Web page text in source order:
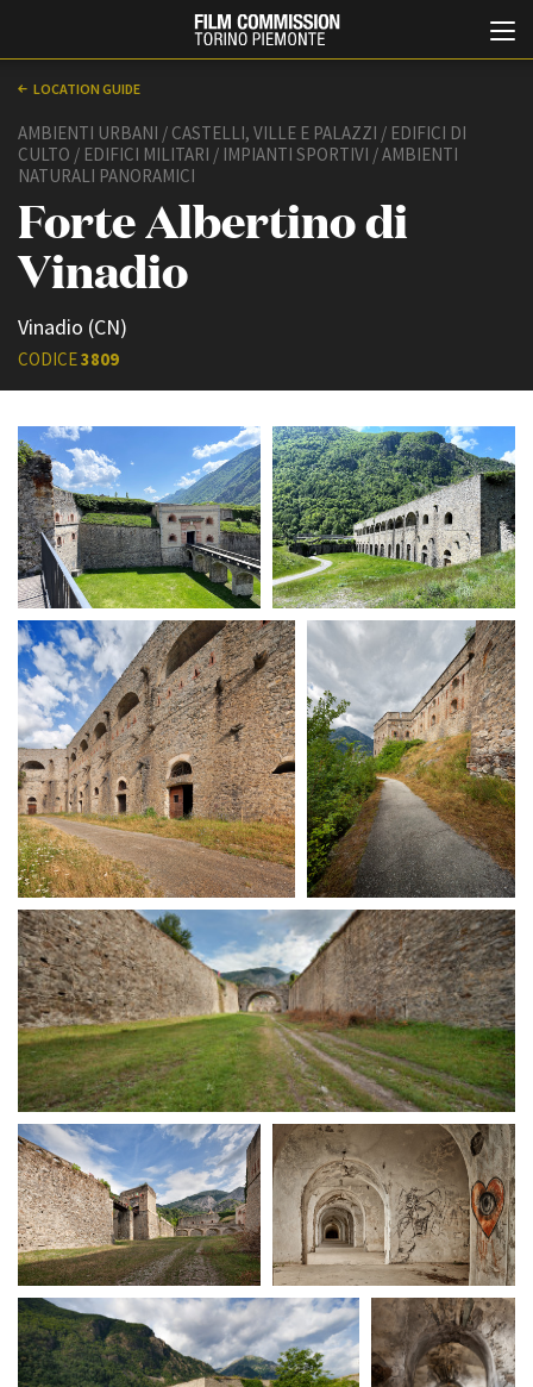
ABOUT
Storia della Fondazione
Contatti
La sede
Partner
Rete regionale
Bilancio sociale
Amministrazione
trasparente
Bandi e gare
Sostenibilità ambientale
SERVIZI
Servizi generali
Location scouting
Spazi nella sede FCTP
Sala Casting
Sala Paolo Tenna
FILM FUNDS
Piemonte Film Tv Fund
Piemonte Film Tv
Development Fund
Piemonte Doc Film Fund
Short Film Fund
PRODUCTION GUIDE
Società di produzione
Strutture di servizio
Professionisti
Attrici-Attori
Beginners
LOCATION GUIDE
EVENTI, SPECIALI
TFI Torino Film Industry -
Production Days
Avenue Cove - Erasmus +
Guarda che storia!
La Grazia - Immagini e
location della Torino di Paolo
Sorrentino
Open Day
Ciak in TOur!
FESTIVAL, MARKETS,
AWARDS
International Film Festival
Rotterdam
Berlinale Internationalen
Filmfestspiele Berlin
Festival de Cannes
Biografilm Festival - Bio to B
Industry Days
Locarno Film Festival
Mostra Internazionale d’Arte
Cinematografica Venezia
Toronto International Film
Festival
Festa del Cinema di Roma
Torino Film Festival
David di Donatello
Nastri d’Argento
Premio Solinas
STRUMENTI
Location - Accedi al tuo
profilo
Location - Nuovo utente
Newsletter
Lavora con noi
LOCATION GUIDE
AMBIENTI URBANI / CASTELLI, VILLE E PALAZZI / EDIFICI DI
CULTO / EDIFICI MILITARI / IMPIANTI SPORTIVI / AMBIENTI
NATURALI PANORAMICI
Forte Albertino di
Vinadio
Vinadio (CN)
CODICE3809